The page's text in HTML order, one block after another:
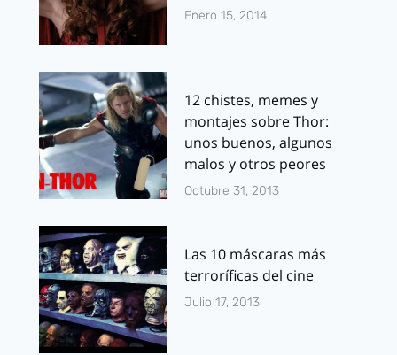
Enero 15, 2014
12 chistes, memes y
montajes sobre Thor:
unos buenos, algunos
malos y otros peores
Octubre 31, 2013
Las 10 máscaras más
terroríficas del cine
Julio 17, 2013